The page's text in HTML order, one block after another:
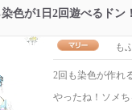
色が1日2回遊べるドン
も
2回も染色が作れ
やったね！ソメ